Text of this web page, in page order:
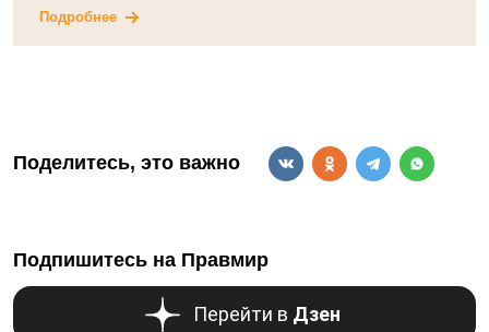
Подробнее
Поделитесь, это важно
Подпишитесь на Правмир
Перейти в Дзен